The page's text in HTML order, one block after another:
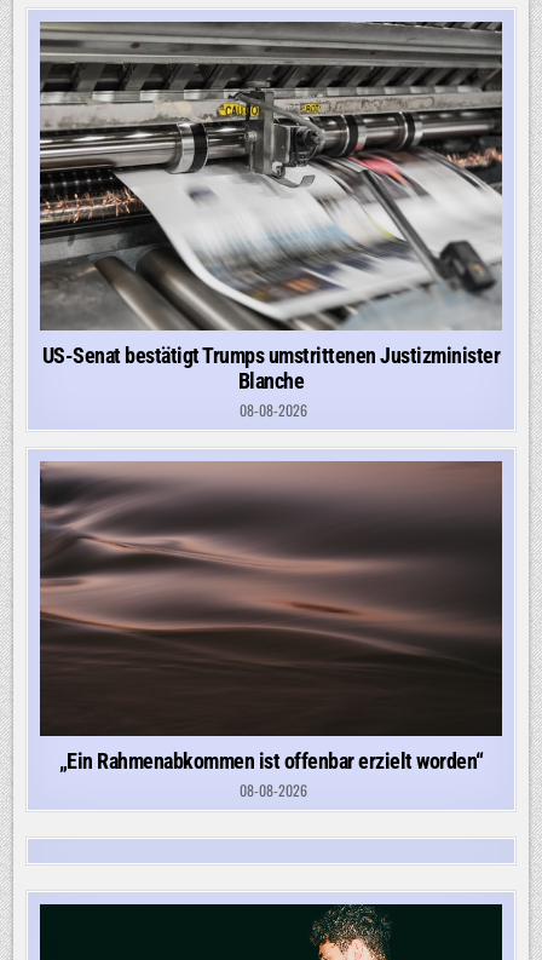
US-Senat bestätigt Trumps umstrittenen Justizminister
Blanche
08-08-2026
„Ein Rahmenabkommen ist offenbar erzielt worden“
08-08-2026